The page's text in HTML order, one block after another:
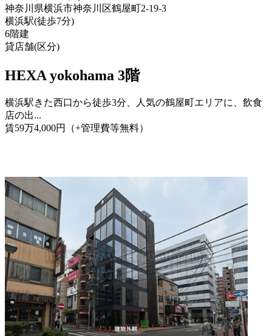
神奈川県横浜市神奈川区鶴屋町2-19-3
横浜駅(徒歩7分)
6階建
貸店舗(区分)
HEXA yokohama 3階
横浜駅きた西口から徒歩3分、人気の鶴屋町エリアに、飲食
店の出...
賃59万4,000円 （+管理費等無料）